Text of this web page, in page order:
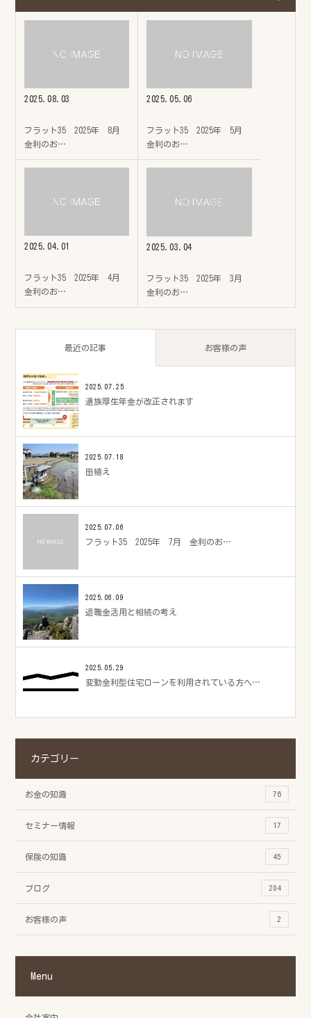
2025.08.03
フラット35 2025年 8月
金利のお…
2025.05.06
フラット35 2025年 5月
金利のお…
2025.04.01
フラット35 2025年 4月
金利のお…
2025.03.04
フラット35 2025年 3月
金利のお…
最近の記事 お客様の声
2025.07.25
遺族厚生年金が改正されます
2025.07.18
田植え
2025.07.06
フラット35 2025年 7月 金利のお…
2025.06.09
退職金活用と相続の考え
2025.05.29
変動金利型住宅ローンを利用されている方へ…
カテゴリー
お金の知識 76
セミナー情報 17
保険の知識 45
ブログ 204
お客様の声 2
Menu